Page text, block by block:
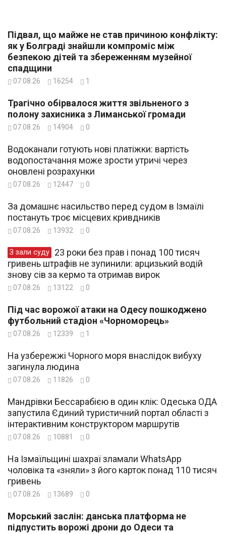
Підвал, що майже не став причиною конфлікту:
як у Болграді знайшли компроміс між
безпекою дітей та збереженням музейної
спадщини
07.08.26 16254 1
Трагічно обірвалося життя звільненого з
полону захисника з Лиманської громади
07.08.26 14904 0
Водоканали готують нові платіжки: вартість
водопостачання може зрости утричі через
оновлені розрахунки
07.08.26 12447 0
За домашнє насильство перед судом в Ізмаїлі
постануть троє місцевих кривдників
07.08.26 13932 0
З зали суду
гривень штрафів не зупинили: арцизький водій
знову сів за кермо та отримав вирок
07.08.26 13122 0
Під час ворожої атаки на Одесу пошкоджено
футбольний стадіон «Чорноморець»
07.08.26 12339 1
На узбережжі Чорного моря внаслідок вибуху
загинула людина
07.08.26 11826 0
Мандрівки Бессарабією в один клік: Одеська ОДА
запустила Єдиний туристичний портал області з
інтерактивним конструктором маршрутів
07.08.26 10881 0
На Ізмаїльщині шахраї зламали WhatsApp
чоловіка та «зняли» з його карток понад 110 тисяч
гривень
07.08.26 13689 0
Морський заслін: данська платформа не
підпустить ворожі дрони до Одеси та